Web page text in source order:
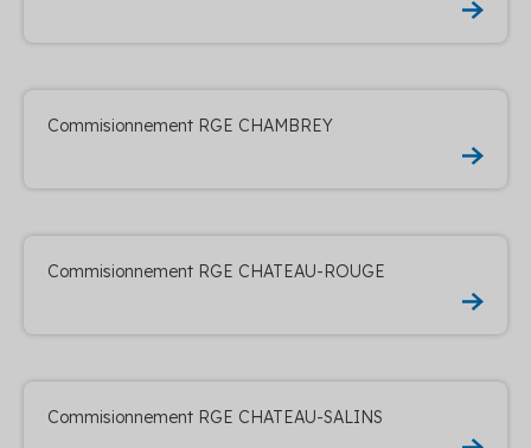
Commisionnement RGE CHAMBREY
Commisionnement RGE CHATEAU-ROUGE
Commisionnement RGE CHATEAU-SALINS